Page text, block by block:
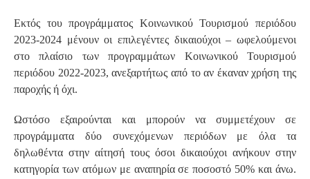
Εκτός του προγράμματος Κοινωνικού Τουρισμού περιόδου
2023-2024 μένουν οι επιλεγέντες δικαιούχοι – ωφελούμενοι
στο πλαίσιο των προγραμμάτων Κοινωνικού Τουρισμού
περιόδου 2022-2023, ανεξαρτήτως από το αν έκαναν χρήση της
παροχής ή όχι.
Ωστόσο εξαιρούνται και μπορούν να συμμετέχουν σε
προγράμματα δύο συνεχόμενων περιόδων με όλα τα
δηλωθέντα στην αίτησή τους όσοι δικαιούχοι ανήκουν στην
κατηγορία των ατόμων με αναπηρία σε ποσοστό 50% και άνω.